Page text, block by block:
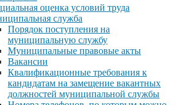
оценка условий труда
служба
Порядок поступления на
муниципальную службу
Муниципальные правовые акты
Вакансии
Квалификационные требования к
кандидатам на замещение вакантных
должностей муниципальной службы